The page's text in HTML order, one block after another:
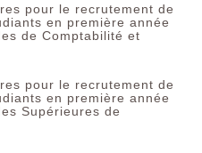
pour le recrutement de
en première année
de Comptabilité et
pour le recrutement de
en première année
Supérieures de